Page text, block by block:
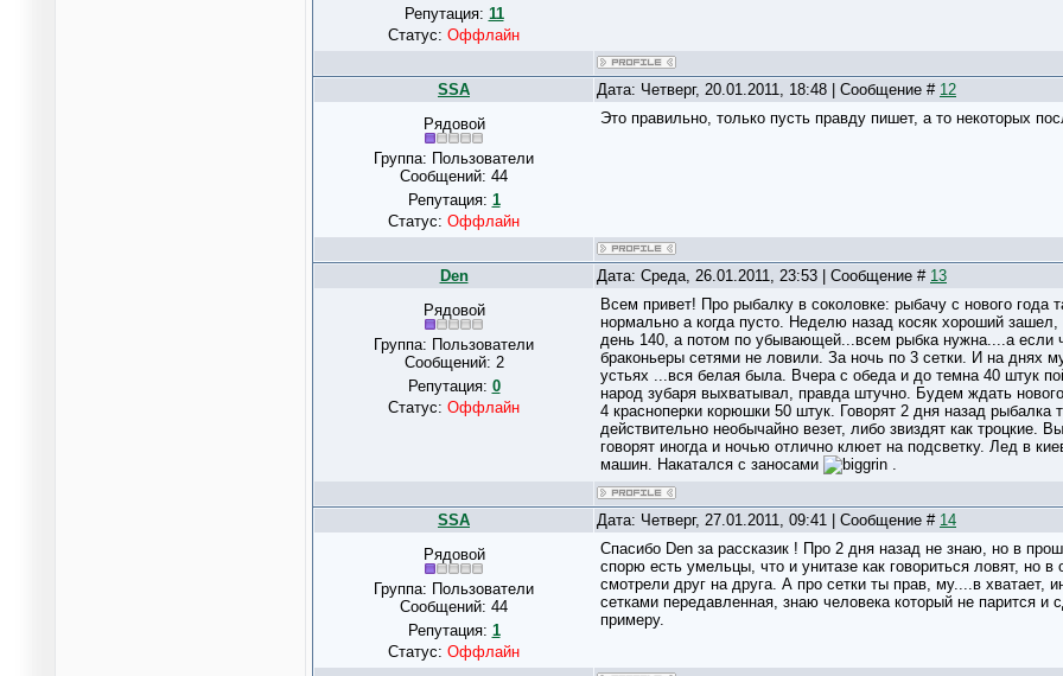
Репутация: 11
Статус: Оффлайн
SSA Дата: Четверг, 20.01.2011, 18:48 | Сообщение # 12
Рядовой
Группа: Пользователи
Сообщений: 44
Репутация: 1
Статус: Оффлайн
Это правильно, только пусть правду пишет, а то некоторых
Den Дата: Среда, 26.01.2011, 23:53 | Сообщение # 13
Рядовой
Группа: Пользователи
Сообщений: 2
Репутация: 0
Статус: Оффлайн
Всем привет! Про рыбалку в соколовке: рыбачу с нового
нормально а когда пусто. Неделю назад косяк хороший
день 140, а потом по убывающей...всем рыбка нужна....а если
браконьеры сетями не ловили. За ночь по 3 сетки. И на днях
устьях ...вся белая была. Вчера с обеда и до темна 40 штук
народ зубаря выхватывал, правда штучно. Будем ждать
4 красноперки корюшки 50 штук. Говорят 2 дня назад
действительно необычайно везет, либо звиздят как троцкие.
говорят иногда и ночью отлично клюет на подсветку. Лед в
машин. Накатался с заносами
.
SSA Дата: Четверг, 27.01.2011, 09:41 | Сообщение # 14
Рядовой
Группа: Пользователи
Сообщений: 44
Репутация: 1
Статус: Оффлайн
Спасибо Den за рассказик ! Про 2 дня назад не знаю, но в
спорю есть умельцы, что и унитазе как говориться ловят, но
смотрели друг на друга. А про сетки ты прав, му....в хватает,
сетками передавленная, знаю человека который не парится и
примеру.